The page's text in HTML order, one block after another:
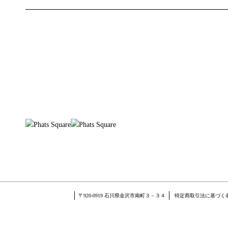
〒920-0919 石川県金沢市南町３－３４ 特定商取引法に基づく